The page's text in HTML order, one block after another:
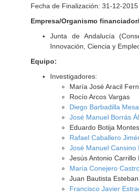
Fecha de Finalización: 31-12-2015
Empresa/Organismo
Junta de Andalucía
Innovación, Ciencia y
Equipo:
Investigadores:
María José Aracil
Rocío Arcos Vargas
Diego Barbadilla Mesa
José Manuel Borrás
Eduardo Botija Montes
Rafael Caballero
José Manuel Cansino
Jesús Antonio Carrillo
María Conejero
Juan Bautista
Francisco Javier